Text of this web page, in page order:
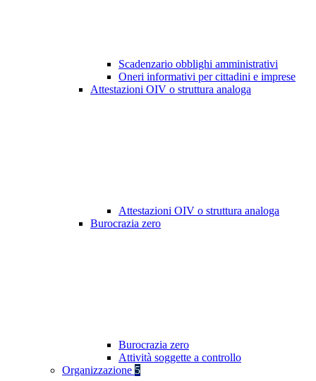
Scadenzario obblighi amministrativi
Oneri informativi per cittadini e imprese
Attestazioni OIV o struttura analoga
Attestazioni OIV o struttura analoga
Burocrazia zero
Burocrazia zero
Attività soggette a controllo
Organizzazione 5